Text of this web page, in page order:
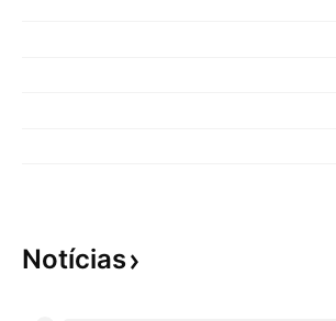
Notícias